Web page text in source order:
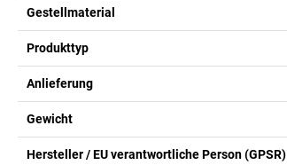
Gestellmaterial
Produkttyp
Anlieferung
Gewicht
Hersteller / EU verantwortliche Person (GPSR)